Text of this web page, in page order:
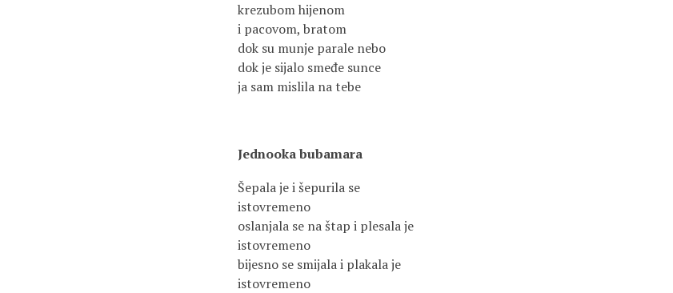
krezubom hijenom
i pacovom, bratom
dok su munje parale nebo
dok je sijalo smeđe sunce
ja sam mislila na tebe
Jednooka bubamara
Šepala je i šepurila se
istovremeno
oslanjala se na štap i plesala je
istovremeno
bijesno se smijala i plakala je
istovremeno